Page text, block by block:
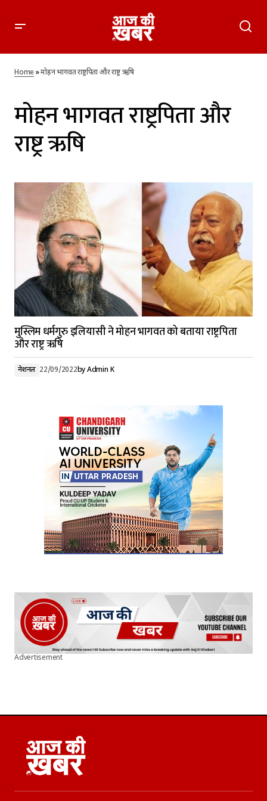
Home»मोहन भागवत राष्ट्रपिता और राष्ट्र ऋषि
मोहन भागवत राष्ट्रपिता और
राष्ट्र ऋषि
मुस्लिम धर्मगुरु इलियासी ने मोहन भागवत को बताया राष्ट्रपिता
और राष्ट्र ऋषि
नेशनल 22/09/2022byAdmin K
Advertisement